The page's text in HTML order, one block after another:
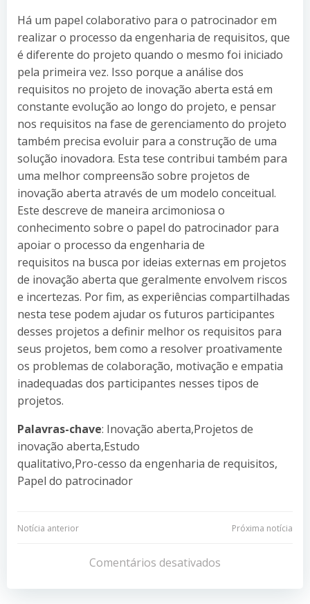
Há um papel colaborativo para o patrocinador em
realizar o processo da engenharia de requisitos, que
é diferente do projeto quando o mesmo foi iniciado
pela primeira vez. Isso porque a análise dos
requisitos no projeto de inovação aberta está em
constante evolução ao longo do projeto, e pensar
nos requisitos na fase de gerenciamento do projeto
também precisa evoluir para a construção de uma
solução inovadora. Esta tese contribui também para
uma melhor compreensão sobre projetos de
inovação aberta através de um modelo conceitual.
Este descreve de maneira arcimoniosa o
conhecimento sobre o papel do patrocinador para
apoiar o processo da engenharia de
requisitos na busca por ideias externas em projetos
de inovação aberta que geralmente envolvem riscos
e incertezas. Por fim, as experiências compartilhadas
nesta tese podem ajudar os futuros participantes
desses projetos a definir melhor os requisitos para
seus projetos, bem como a resolver proativamente
os problemas de colaboração, motivação e empatia
inadequadas dos participantes nesses tipos de
projetos.
Palavras-chave: Inovação aberta,Projetos de
inovação aberta,Estudo
qualitativo,Pro-cesso da engenharia de requisitos,
Papel do patrocinador
Navegação
Notícia anterior
Navegação
de
Próxima notícia
Comentários desativados